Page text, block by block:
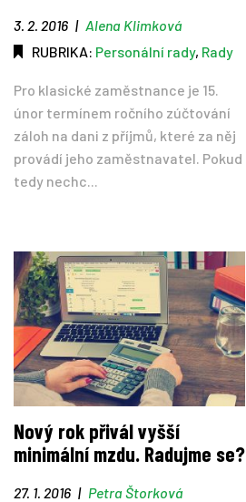
3. 2. 2016 | Alena Klimková
RUBRIKA: Personální rady, Rady
Pro klasické zaměstnance je 15.
únor termínem ročního zúčtování
záloh na dani z příjmů, které za něj
provádí jeho zaměstnavatel. Pokud
tedy nechc...
Nový rok přivál vyšší
minimální mzdu. Radujme se?
27. 1. 2016 | Petra Štorková